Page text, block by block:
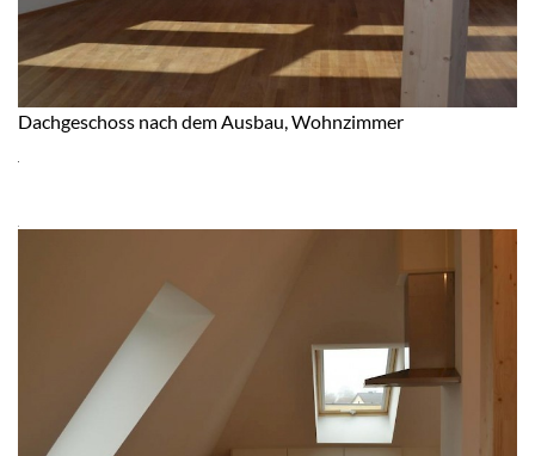
Dachgeschoss nach dem Ausbau, Wohnzimmer